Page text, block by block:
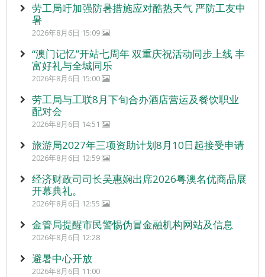
劳工局吁加强防暑措施应对酷热天气 严防工友中
暑
2026年8月6日 15:09
“澳门记忆”开站七周年 双重庆祝活动同步上线 丰
富好礼与全城同乐
2026年8月6日 15:00
劳工局与工联8月下旬合办酒店营运及餐饮职业
配对会
2026年8月6日 14:51
旅游局2027年三项资助计划8月10日起接受申请
2026年8月6日 12:59
经济财政司司长吴惠娴出席2026粤澳名优商品展
开幕典礼。
2026年8月6日 12:55
金管局提醒市民警惕伪冒金融机构网站及信息
2026年8月6日 12:28
避暑中心开放
2026年8月6日 11:00